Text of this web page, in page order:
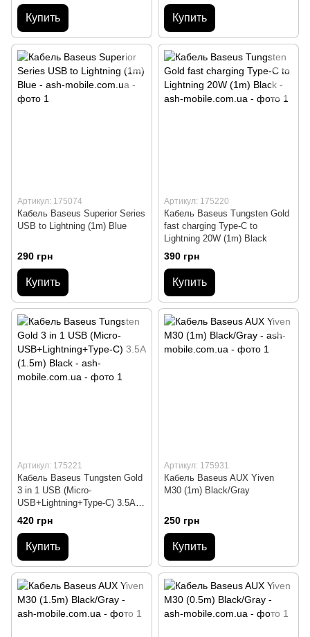
Купить Купить
Артикул: 175074
Кабель Baseus Superior Series
USB to Lightning (1m) Blue
290 грн
Купить
Артикул: 175220
Кабель Baseus Tungsten Gold
fast charging Type-C to
Lightning 20W (1m) Black
390 грн
Купить
Артикул: 175221
Кабель Baseus Tungsten Gold
3 in 1 USB (Micro-
USB+Lightning+Type-C) 3.5A
(1.5m) Black
420 грн
Купить
Артикул: 175931
Кабель Baseus AUX Yiven
M30 (1m) Black/Gray
250 грн
Купить